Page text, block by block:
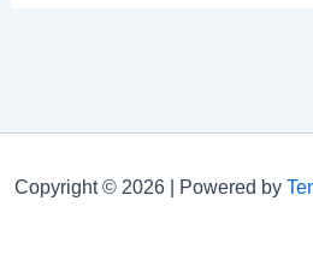
Copyright © 2026 | Powered by